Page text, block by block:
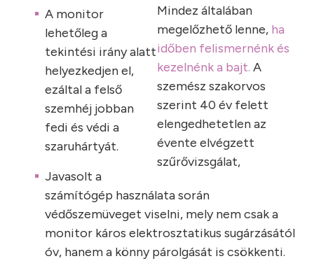
Mindez általában
megelőzhető lenne, ha
időben felismernénk és
kezelnénk a bajt. A
szemész szakorvos
szerint 40 év felett
elengedhetetlen az
évente elvégzett
szűrővizsgálat,
A monitor
lehetőleg a
tekintési irány alatt
helyezkedjen el,
ezáltal a felső
szemhéj jobban
fedi és védi a
szaruhártyát.
Javasolt a
számítógép használata során
védőszemüveget viselni, mely nem csak a
monitor káros elektrosztatikus sugárzásától
óv, hanem a könny párolgását is csökkenti.